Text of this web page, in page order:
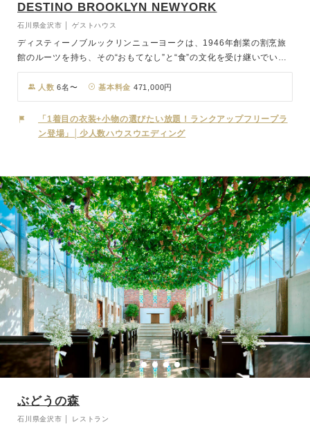
DESTINO BROOKLYN NEWYORK
石川県金沢市 │ ゲストハウス
ディスティーノブルックリンニューヨークは、1946年創業の割烹旅
館のルーツを持ち、その“おもてなし”と“食”の文化を受け継いでいま
す。私たちは、日本人の感覚に合ったウェディングスタイルを生み出
すために、N.Y.スタイルを取り入れたウェディングを精査し、独自の
魅力を融合させました。この特別な場所で、誰もが笑顔になるウェデ
ィングを目指しています。N.Y.ブルックリンの街中にあるような、ハ
イセンスでありながらどこか寛げる雰囲気を持った一軒家。まるで自
心ゆくまでプライベートな時間をお楽しみください。
『THEATRE（テアトル）』と名付けられたチャペルは、「包み込
む」という意味を持ち、母の胎内をイメージして創られました。誰も
が体験したことのある優しさに包まれた、どこか懐かしいあの空間
で、大切な方々に見守られながら行う挙式は、この日だけの特別な感
動を与えてくれます。パーティー会場は昼と夜で全く異なる顔を持ち
ます。昼間は窓からの陽光と眺める緑が眩しい爽やかな空間に、夜は
無数のキャンドルが煌めきシックで大人の雰囲気に包まれます。さら
に緑あふれるガーデンも魅力的です。この特別な場所で、お二人とゲ
ストの皆様にとって忘れられない一日を演出いたします。
人数 6名〜 基本料金 471,000円
「1着目の衣装+小物の選びたい放題！ランクアップフリープラ
ン登場」│少人数ハウスウエディング
ぶどうの森
石川県金沢市 │ レストラン